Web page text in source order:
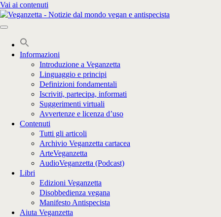
Vai ai contenuti
Informazioni
Introduzione a Veganzetta
Linguaggio e principi
Definizioni fondamentali
Iscriviti, partecipa, informati
Suggerimenti virtuali
Avvertenze e licenza d’uso
Contenuti
Tutti gli articoli
Archivio Veganzetta cartacea
ArteVeganzetta
AudioVeganzetta (Podcast)
Libri
Edizioni Veganzetta
Disobbedienza vegana
Manifesto Antispecista
Aiuta Veganzetta